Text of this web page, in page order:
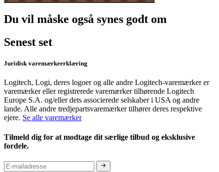
Du vil måske også synes godt om
Senest set
Juridisk varemærkeerklæring
Logitech, Logi, deres logoer og alle andre Logitech-varemærker er
varemærker eller registrerede varemærker tilhørende Logitech
Europe S.A. og/eller dets associerede selskaber i USA og andre
lande. Alle andre tredjepartsvaremærker tilhører deres respektive
ejere. Se alle varemærker
Tilmeld dig for at modtage dit særlige tilbud og eksklusive
fordele.